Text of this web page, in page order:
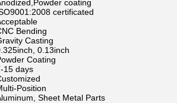
coating
certificated
Bending
Casting
0.13inch
Coating
15 days
Position
Sheet Metal Parts